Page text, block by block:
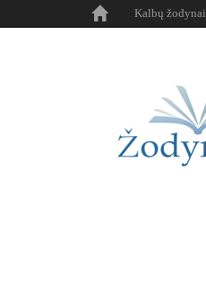
Kalbų žodynai